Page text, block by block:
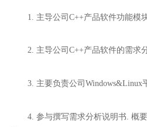
1. 主导公司C++产品软件功能模
2. 主导公司C++产品软件的需求
3. 主要负责公司Windows&Linux
4. 参与撰写需求分析说明书. 概